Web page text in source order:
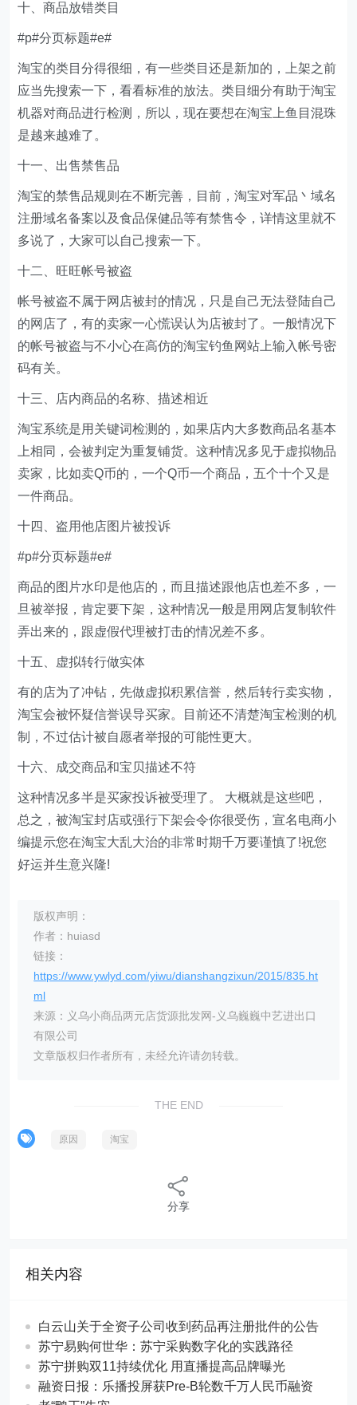
十、商品放错类目
#p#分页标题#e#
淘宝的类目分得很细，有一些类目还是新加的，上架之前
应当先搜索一下，看看标准的放法。类目细分有助于淘宝
机器对商品进行检测，所以，现在要想在淘宝上鱼目混珠
是越来越难了。
十一、出售禁售品
淘宝的禁售品规则在不断完善，目前，淘宝对军品丶域名
注册域名备案以及食品保健品等有禁售令，详情这里就不
多说了，大家可以自己搜索一下。
十二、旺旺帐号被盗
帐号被盗不属于网店被封的情况，只是自己无法登陆自己
的网店了，有的卖家一心慌误认为店被封了。一般情况下
的帐号被盗与不小心在高仿的淘宝钓鱼网站上输入帐号密
码有关。
十三、店内商品的名称、描述相近
淘宝系统是用关键词检测的，如果店内大多数商品名基本
上相同，会被判定为重复铺货。这种情况多见于虚拟物品
卖家，比如卖Q币的，一个Q币一个商品，五个十个又是
一件商品。
十四、盗用他店图片被投诉
#p#分页标题#e#
商品的图片水印是他店的，而且描述跟他店也差不多，一
旦被举报，肯定要下架，这种情况一般是用网店复制软件
弄出来的，跟虚假代理被打击的情况差不多。
十五、虚拟转行做实体
有的店为了冲钻，先做虚拟积累信誉，然后转行卖实物，
淘宝会被怀疑信誉误导买家。目前还不清楚淘宝检测的机
制，不过估计被自愿者举报的可能性更大。
十六、成交商品和宝贝描述不符
这种情况多半是买家投诉被受理了。 大概就是这些吧，
总之，被淘宝封店或强行下架会令你很受伤，宣名电商小
编提示您在淘宝大乱大治的非常时期千万要谨慎了!祝您
好运并生意兴隆!
版权声明：
作者：huiasd
链接：
https://www.ywlyd.com/yiwu/dianshangzixun/2015/835.ht
ml
来源：义乌小商品两元店货源批发网-义乌巍巍中艺进出口
有限公司
文章版权归作者所有，未经允许请勿转载。
THE END
原因 淘宝
分享
相关内容
白云山关于全资子公司收到药品再注册批件的公告
苏宁易购何世华：苏宁采购数字化的实践路径
苏宁拼购双11持续优化 用直播提高品牌曝光
融资日报：乐播投屏获Pre-B轮数千万人民币融资